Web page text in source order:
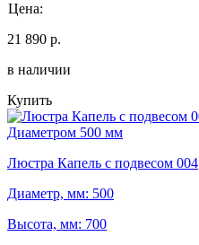
Цена:
21 890 р.
в наличии
Купить
Диаметром 500 мм
Люстра Капель с подвесом 004
Диаметр, мм: 500
Высота, мм: 700